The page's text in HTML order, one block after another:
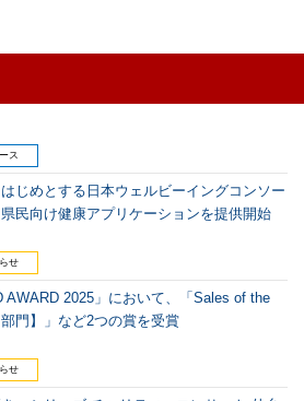
ス
じめとする日本ウェルビーイングコンソー
民向け健康アプリケーションを提供開始
せ
AWARD 2025」において、「Sales of the
門】」など2つの賞を受賞
せ